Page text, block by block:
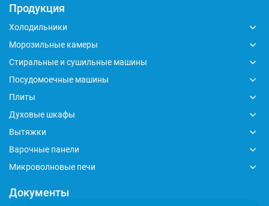
Продукция
Холодильники
Морозильные камеры
Стиральные и сушильные машины
Посудомоечные машины
Плиты
Духовые шкафы
Вытяжки
Варочные панели
Микроволновые печи
Документы